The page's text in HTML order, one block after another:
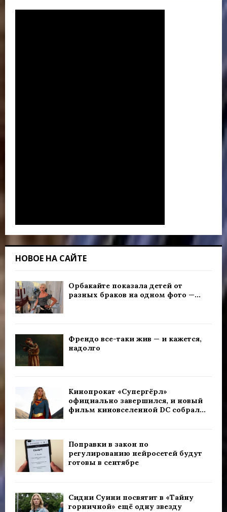
НОВОЕ НА САЙТЕ
Орбакайте показала детей от
разных браков на одном фото —...
Френдо все-таки жив — и кажется,
надолго
Кинопрокат «Супергёрл»
официально завершился, и новый
фильм киновселенной DC собрал...
Поправки в закон по
регулированию нейросетей будут
готовы в сентябре
Сидни Суини посвятит в «Тайну
горничной» ещё одну звезду